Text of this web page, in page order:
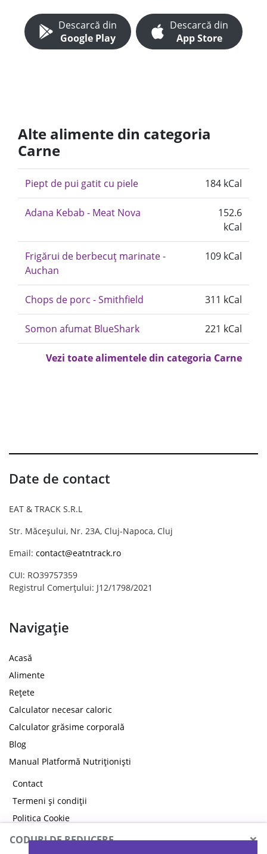
Descarcă din
Google Play
Descarcă din
App Store
Alte alimente din categoria
Carne
Piept de pui gatit cu piele 184 kCal
Adana Kebab - Meat Nova
152.6
kCal
Frigărui de berbecuț marinate -
Auchan
109 kCal
Chops de porc - Smithfield 311 kCal
Somon afumat BlueShark 221 kCal
Vezi toate alimentele din categoria Carne
Date de contact
EAT & TRACK S.R.L
Str. Măceșului, Nr. 23A, Cluj-Napoca, Cluj
Email: contact@eatntrack.ro
CUI: RO39757359
Registrul Comerțului: J12/1798/2021
Navigație
Acasă
Alimente
Rețete
Calculator necesar caloric
Calculator grăsime corporală
Blog
Manual Platformă Nutriționiști
Contact
Termeni și condiții
Politica Cookie
Politica de confidențialitate
CODURI DE REDUCERE ×